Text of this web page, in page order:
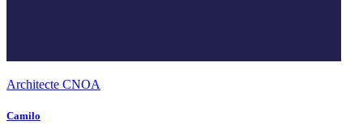
Architecte CNOA
Camilo